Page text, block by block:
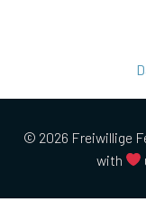
© 2026 Freiwillige
with